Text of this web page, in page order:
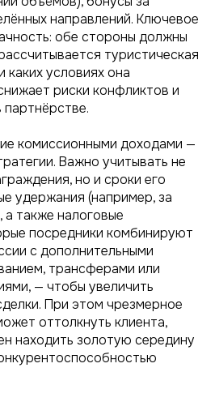
направлений. Ключевое
обе стороны должны
туристическая
каких условиях она
риски конфликтов и
комиссионными доходами —
Важно учитывать не
но и сроки его
удержания (например, за
также налоговые
посредники комбинируют
с дополнительными
трансферами или
— чтобы увеличить
При этом чрезмерное
оттолкнуть клиента,
находить золотую середину